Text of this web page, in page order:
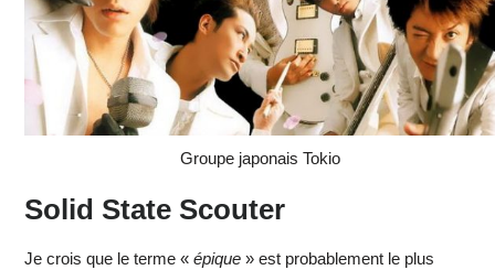
Groupe japonais Tokio
Solid State Scouter
Je crois que le terme « épique» est probablement le plus